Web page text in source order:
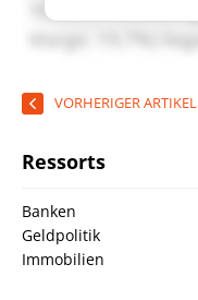
VORHERIGER ARTIKEL
Ressorts
Banken
Geldpolitik
Immobilien